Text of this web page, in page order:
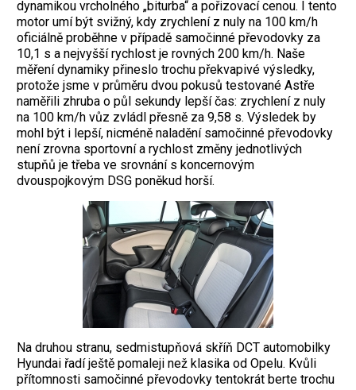
dynamikou vrcholného „biturba“ a pořizovací cenou. I tento
motor umí být svižný, kdy zrychlení z nuly na 100 km/h
oficiálně proběhne v případě samočinné převodovky za
10,1 s a nejvyšší rychlost je rovných 200 km/h. Naše
měření dynamiky přineslo trochu překvapivé výsledky,
protože jsme v průměru dvou pokusů testované Astře
naměřili zhruba o půl sekundy lepší čas: zrychlení z nuly
na 100 km/h vůz zvládl přesně za 9,58 s. Výsledek by
mohl být i lepší, nicméně naladění samočinné převodovky
není zrovna sportovní a rychlost změny jednotlivých
stupňů je třeba ve srovnání s koncernovým
dvouspojkovým DSG poněkud horší.
Na druhou stranu, sedmistupňová skříň DCT automobilky
Hyundai řadí ještě pomaleji než klasika od Opelu. Kvůli
přítomnosti samočinné převodovky tentokrát berte trochu